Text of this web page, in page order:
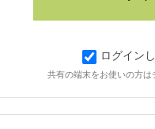
ログイン
共有の端末をお使いの方